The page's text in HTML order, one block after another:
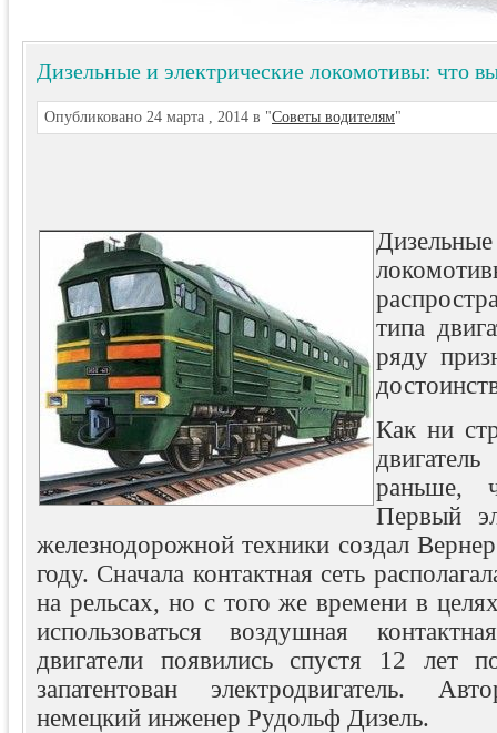
Дизельные и электрические локомотивы: что
Опубликовано 24 марта , 2014 в "Советы водителям"
типа
ряду
Как ни
Первый
железнодорожной техники создал
году. Сначала контактная сеть
на рельсах, но с того же времени в
использоваться воздушная
двигатели появились спустя 12 лет
запатентован электродвигатель.
немецкий инженер Рудольф Дизель.